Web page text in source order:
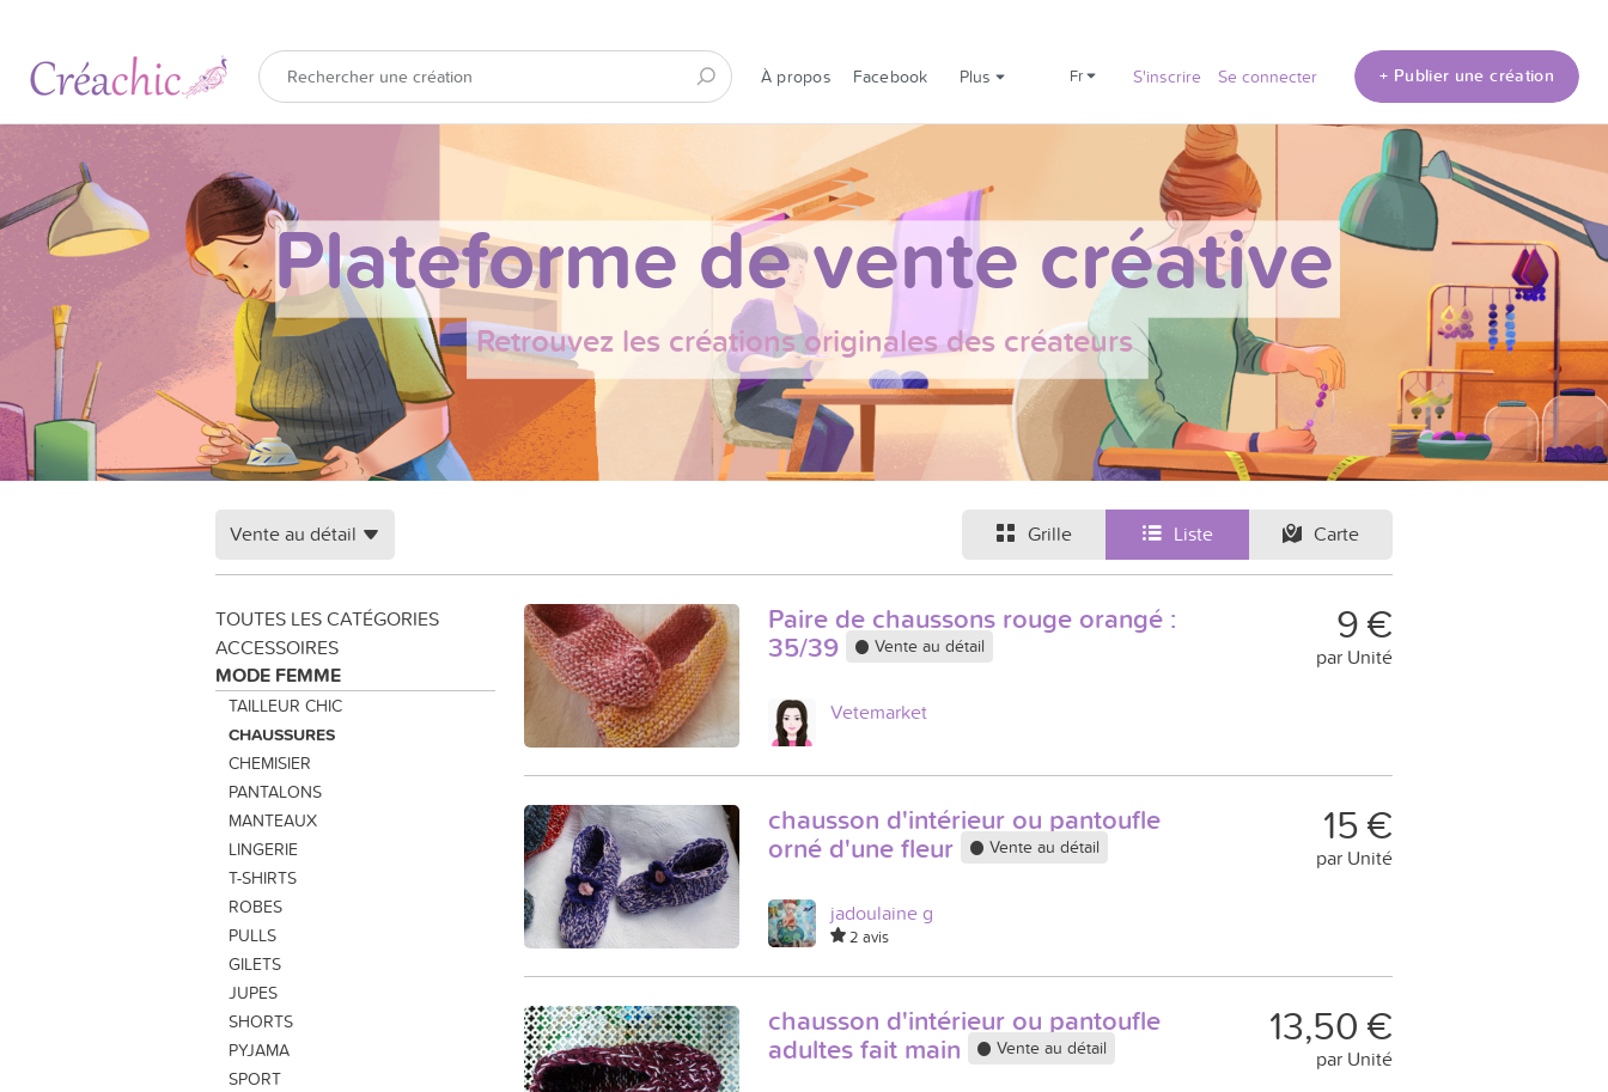
À propos Facebook Plus fr S'inscrire Se connecter + Publier une création
Plateforme de vente créative
Retrouvez les créations originales des créateurs
Grille Liste Carte
Vente au détail
TOUTES LES CATÉGORIES
ACCESSOIRES
MODE FEMME
TAILLEUR CHIC
CHAUSSURES
CHEMISIER
PANTALONS
MANTEAUX
LINGERIE
T-SHIRTS
ROBES
PULLS
GILETS
JUPES
SHORTS
PYJAMA
SPORT
9 €
par Unité
Paire de chaussons rouge orangé :
35/39 Vente au détail
Vetemarket
15 €
par Unité
chausson d'intérieur ou pantoufle
orné d'une fleur Vente au détail
jadoulaine g
2 avis
13,50 €
par Unité
chausson d'intérieur ou pantoufle
adultes fait main Vente au détail